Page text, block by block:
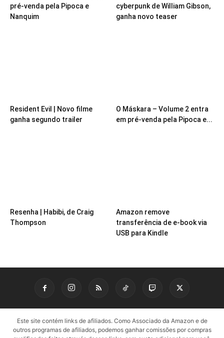
pré-venda pela Pipoca e
Nanquim
cyberpunk de William Gibson,
ganha novo teaser
Resident Evil | Novo filme
ganha segundo trailer
O Máskara – Volume 2 entra
em pré-venda pela Pipoca e...
Resenha | Habibi, de Craig
Thompson
Amazon remove
transferência de e-book via
USB para Kindle
Este site contém links de afiliados. Como Associado da Amazon e de
outros programas de afiliados, podemos ganhar comissões por compras